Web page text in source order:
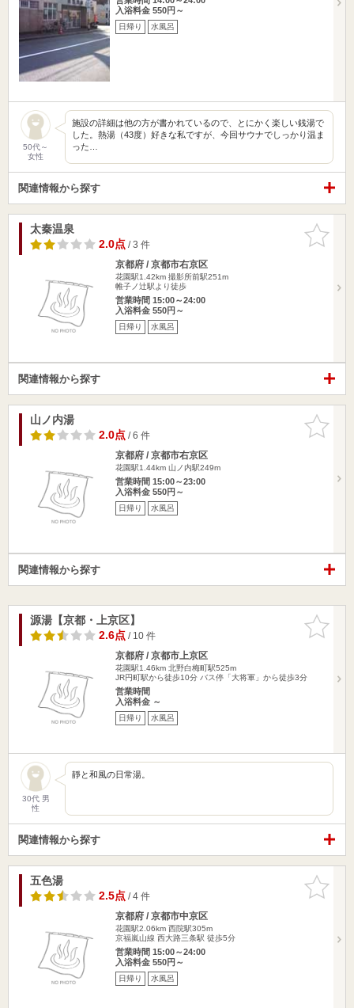
入浴料金 550円～
日帰り 水風呂
50代～
女性
施設の詳細は他の方が書かれているので、とにかく楽しい銭湯で
した。熱湯（43度）好きな私ですが、今回サウナでしっかり温ま
った…
関連情報から探す
お気に入
りに追加
太秦温泉
2.0点/ 3 件
京都府 / 京都市右京区
花園駅1.42km 撮影所前駅251m
帷子ノ辻駅より徒歩
営業時間 15:00～24:00
入浴料金 550円～
日帰り 水風呂
関連情報から探す
お気に入
りに追加
山ノ内湯
2.0点/ 6 件
京都府 / 京都市右京区
花園駅1.44km 山ノ内駅249m
営業時間 15:00～23:00
入浴料金 550円～
日帰り 水風呂
関連情報から探す
お気に入
りに追加
源湯【京都・上京区】
2.6点/ 10 件
京都府 / 京都市上京区
花園駅1.46km 北野白梅町駅525m
JR円町駅から徒歩10分 バス停「大将軍」から徒歩3分
営業時間
入浴料金 ～
日帰り 水風呂
30代 男
性
靜と和風の日常湯。
関連情報から探す
お気に入
りに追加
五色湯
2.5点/ 4 件
京都府 / 京都市中京区
花園駅2.06km 西院駅305m
京福嵐山線 西大路三条駅 徒歩5分
営業時間 15:00～24:00
入浴料金 550円～
日帰り 水風呂